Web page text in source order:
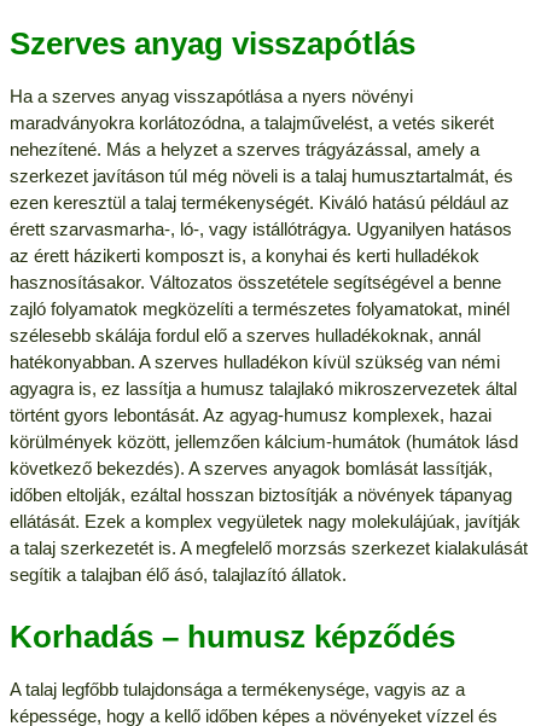
Szerves anyag visszapótlás
Ha a szerves anyag visszapótlása a nyers növényi
maradványokra korlátozódna, a talajművelést, a vetés sikerét
nehezítené. Más a helyzet a szerves trágyázással, amely a
szerkezet javításon túl még növeli is a talaj humusztartalmát, és
ezen keresztül a talaj termékenységét. Kiváló hatású például az
érett szarvasmarha-, ló-, vagy istállótrágya. Ugyanilyen hatásos
az érett házikerti komposzt is, a konyhai és kerti hulladékok
hasznosításakor. Változatos összetétele segítségével a benne
zajló folyamatok megközelíti a természetes folyamatokat, minél
szélesebb skálája fordul elő a szerves hulladékoknak, annál
hatékonyabban. A szerves hulladékon kívül szükség van némi
agyagra is, ez lassítja a humusz talajlakó mikroszervezetek által
történt gyors lebontását. Az agyag-humusz komplexek, hazai
körülmények között, jellemzően kálcium-humátok (humátok lásd
következő bekezdés). A szerves anyagok bomlását lassítják,
időben eltolják, ezáltal hosszan biztosítják a növények tápanyag
ellátását. Ezek a komplex vegyületek nagy molekulájúak, javítják
a talaj szerkezetét is. A megfelelő morzsás szerkezet kialakulását
segítik a talajban élő ásó, talajlazító állatok.
Korhadás – humusz képződés
A talaj legfőbb tulajdonsága a termékenysége, vagyis az a
képessége, hogy a kellő időben képes a növényeket vízzel és